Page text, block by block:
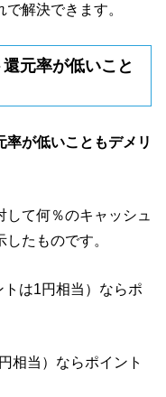
解決できます。
元率が低いこと
率が低いこともデメリ
て何％のキャッシュ
たものです。
は1円相当）ならポ
相当）ならポイント